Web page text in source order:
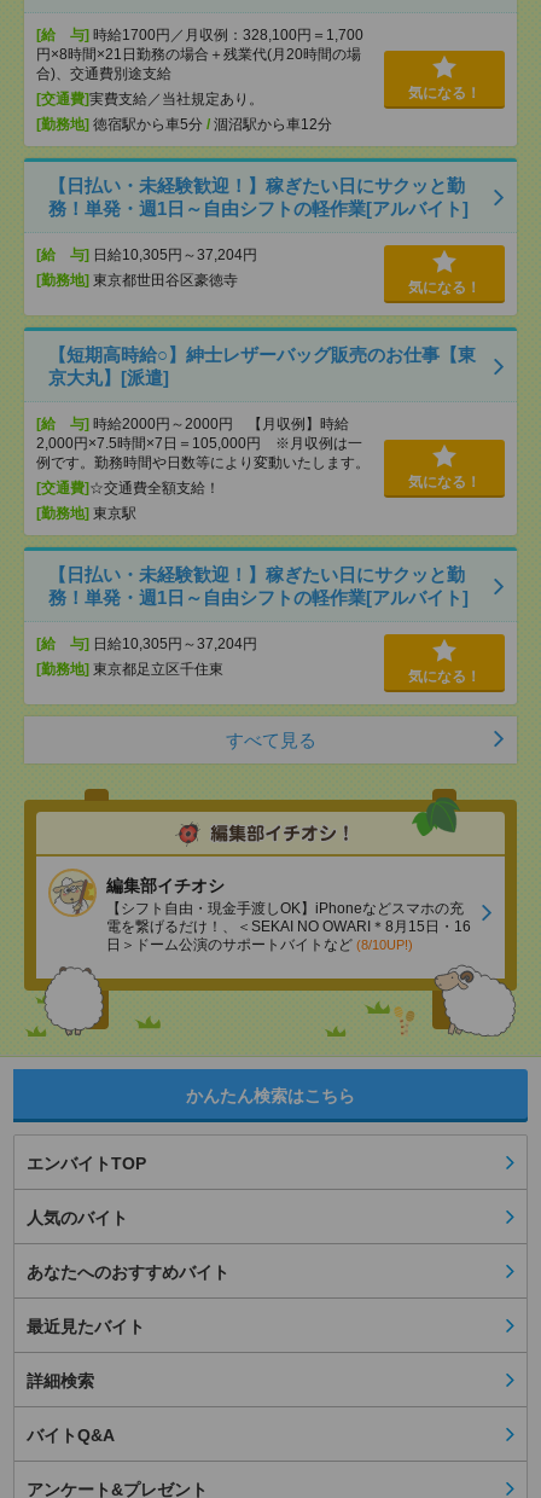
[給 与] 時給1700円／月収例：328,100円＝1,700
円×8時間×21日勤務の場合＋残業代(月20時間の場
合)、交通費別途支給
[交通費]実費支給／当社規定あり。
[勤務地] 徳宿駅から車5分 / 涸沼駅から車12分
気になる！
【日払い・未経験歓迎！】稼ぎたい日にサクッと勤
務！単発・週1日～自由シフトの軽作業[アルバイト]
[給 与] 日給10,305円～37,204円
[勤務地] 東京都世田谷区豪徳寺 気になる！
【短期高時給○】紳士レザーバッグ販売のお仕事【東
京大丸】[派遣]
[給 与] 時給2000円～2000円 【月収例】時給
2,000円×7.5時間×7日＝105,000円 ※月収例は一
例です。勤務時間や日数等により変動いたします。
[交通費] ☆交通費全額支給！
[勤務地] 東京駅
気になる！
【日払い・未経験歓迎！】稼ぎたい日にサクッと勤
務！単発・週1日～自由シフトの軽作業[アルバイト]
[給 与] 日給10,305円～37,204円
[勤務地] 東京都足立区千住東 気になる！
すべて見る
編集部イチオシ
【シフト自由・現金手渡しOK】iPhoneなどスマホの充
電を繋げるだけ！、＜SEKAI NO OWARI＊8月15日・16
日＞ドーム公演のサポートバイトなど (8/10UP!)
かんたん検索はこちら
エンバイトTOP
人気のバイト
あなたへのおすすめバイト
最近見たバイト
詳細検索
バイトQ&A
アンケート&プレゼント